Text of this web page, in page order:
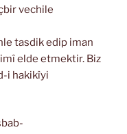
vechile
tasdik edip iman
elde etmektir. Biz
i hakikîyi